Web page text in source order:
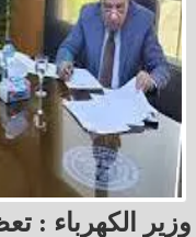
وزير الكهرباء :